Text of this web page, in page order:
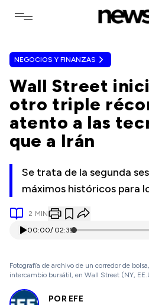
Toggle navigation menu
NEGOCIOS Y FINANZAS
Wall Street
otro triple
atento a las
que a Irán
Se trata de la segunda
máximos históricos para
2 MIN
00:00/ 02:39
Fotografía de archivo de un corredor de
intercambio bursátil, en Wall Street (NY,
POR EFE